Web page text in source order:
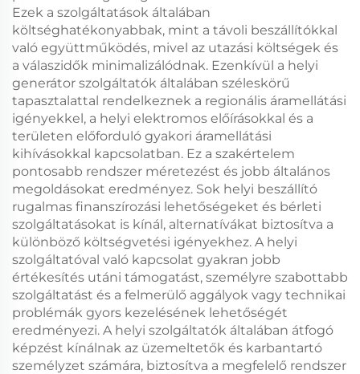
Ezek a szolgáltatások általában
költséghatékonyabbak, mint a távoli beszállítókkal
való együttműködés, mivel az utazási költségek és
a válaszidők minimalizálódnak. Ezenkívül a helyi
generátor szolgáltatók általában széleskörű
tapasztalattal rendelkeznek a regionális áramellátási
igényekkel, a helyi elektromos előírásokkal és a
területen előforduló gyakori áramellátási
kihívásokkal kapcsolatban. Ez a szakértelem
pontosabb rendszer méretezést és jobb általános
megoldásokat eredményez. Sok helyi beszállító
rugalmas finanszírozási lehetőségeket és bérleti
szolgáltatásokat is kínál, alternatívákat biztosítva a
különböző költségvetési igényekhez. A helyi
szolgáltatóval való kapcsolat gyakran jobb
értékesítés utáni támogatást, személyre szabottabb
szolgáltatást és a felmerülő aggályok vagy technikai
problémák gyors kezelésének lehetőségét
eredményezi. A helyi szolgáltatók általában átfogó
képzést kínálnak az üzemeltetők és karbantartó
személyzet számára, biztosítva a megfelelő rendszer